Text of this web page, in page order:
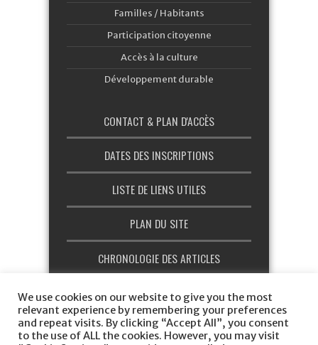
Familles / Habitants
Participation citoyenne
Accès à la culture
Développement durable
CONTACT & PLAN D'ACCÈS
DATES DES INSCRIPTIONS
LISTE DE LIENS UTILES
PLAN DU SITE
CHRONOLOGIE DES ARTICLES
CHARTE GRAPHIQUE
We use cookies on our website to give you the most
relevant experience by remembering your preferences
and repeat visits. By clicking “Accept All”, you consent
to the use of ALL the cookies. However, you may visit